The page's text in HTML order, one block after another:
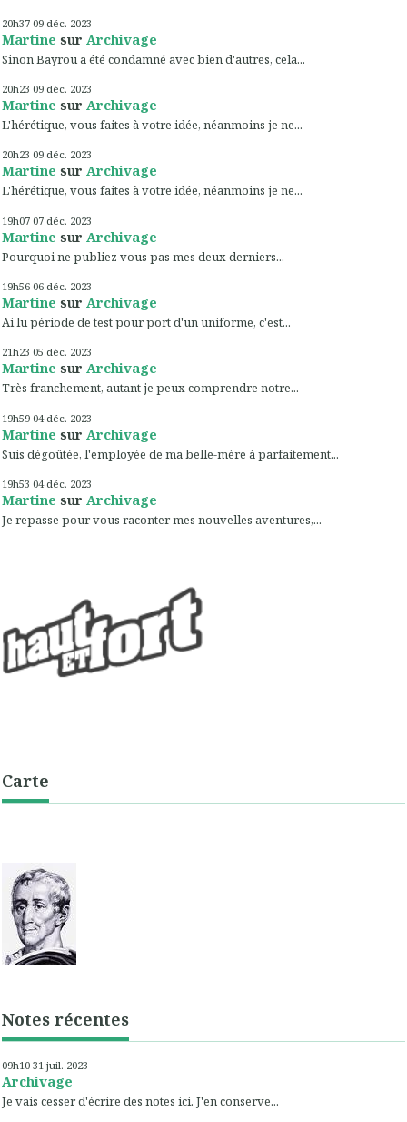
20h37 09 déc. 2023
Martine sur Archivage
Sinon Bayrou a été condamné avec bien d'autres, cela...
20h23 09 déc. 2023
Martine sur Archivage
L'hérétique, vous faites à votre idée, néanmoins je ne...
20h23 09 déc. 2023
Martine sur Archivage
L'hérétique, vous faites à votre idée, néanmoins je ne...
19h07 07 déc. 2023
Martine sur Archivage
Pourquoi ne publiez vous pas mes deux derniers...
19h56 06 déc. 2023
Martine sur Archivage
Ai lu période de test pour port d'un uniforme, c'est...
21h23 05 déc. 2023
Martine sur Archivage
Très franchement, autant je peux comprendre notre...
19h59 04 déc. 2023
Martine sur Archivage
Suis dégoûtée, l'employée de ma belle-mère à parfaitement...
19h53 04 déc. 2023
Martine sur Archivage
Je repasse pour vous raconter mes nouvelles aventures,...
Carte
Notes récentes
09h10 31 juil. 2023
Archivage
Je vais cesser d'écrire des notes ici. J'en conserve...